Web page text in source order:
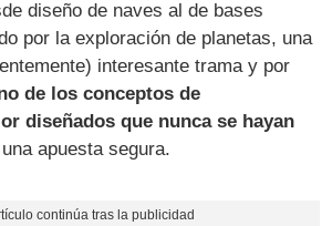
diseño de naves al de bases
por la exploración de planetas, una
interesante trama y por
de los conceptos de
diseñados que nunca se hayan
apuesta segura.